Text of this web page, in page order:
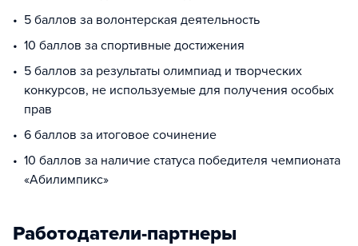
5 баллов за волонтерская деятельность
10 баллов за спортивные достижения
5 баллов за результаты олимпиад и творческих
конкурсов, не используемые для получения особых
прав
6 баллов за итоговое сочинение
10 баллов за наличие статуса победителя чемпионата
«Абилимпикс»
Работодатели-партнеры